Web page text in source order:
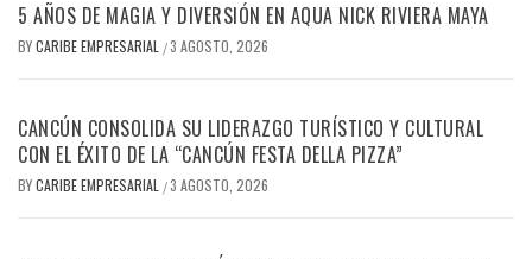
5 AÑOS DE MAGIA Y DIVERSIÓN EN AQUA NICK RIVIERA MAYA
BYCARIBE EMPRESARIAL /3 AGOSTO, 2026
CANCÚN CONSOLIDA SU LIDERAZGO TURÍSTICO Y CULTURAL
CON EL ÉXITO DE LA “CANCÚN FESTA DELLA PIZZA”
BYCARIBE EMPRESARIAL /3 AGOSTO, 2026